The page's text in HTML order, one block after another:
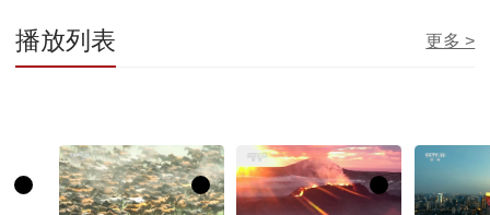
播放列表 更多 >